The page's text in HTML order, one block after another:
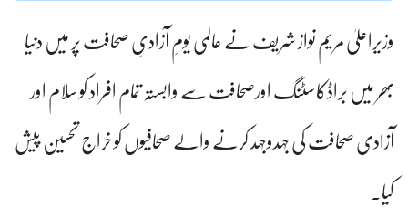
وزیراعلیٰ مریم نواز شریف نے عالمی یومِ آزادیِ صحافت پر میں دنیا
بھر میں براڈکاسٹنگ اورصحافت سے وابستہ تمام افراد کو سلام اور
آزادی صحافت کی جہدوجہد کرنے والے صحافیوں کو خراج تحسین پیش
کیا۔